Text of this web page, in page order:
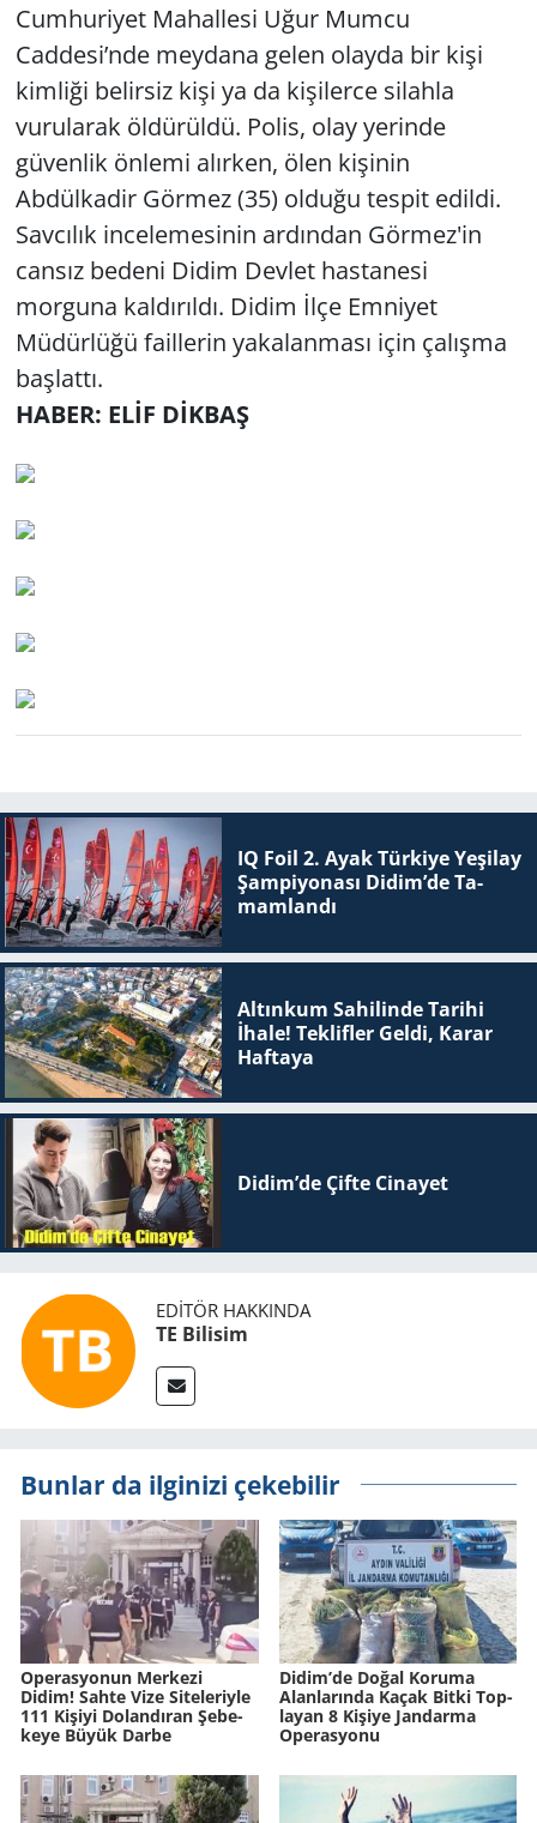
Cumhuriyet Mahallesi Uğur Mumcu
Caddesi’nde meydana gelen olayda bir kişi
kimliği belirsiz kişi ya da kişilerce silahla
vurularak öldürüldü. Polis, olay yerinde
güvenlik önlemi alırken, ölen kişinin
Abdülkadir Görmez (35) olduğu tespit edildi.
Savcılık incelemesinin ardından Görmez'in
cansız bedeni Didim Devlet hastanesi
morguna kaldırıldı. Didim İlçe Emniyet
Müdürlüğü faillerin yakalanması için çalışma
başlattı.
HABER: ELİF DİKBAŞ
IQ Foil 2. Ayak Tür­ki­ye Ye­şi­lay
Şam­pi­yo­na­sı Didim’de Ta­
mam­lan­dı
Altınkum Sahilinde Tarihi
İhale! Teklifler Geldi, Karar
Haftaya
Didim’de Çifte Ci­na­yet
EDITÖR HAKKINDA
TE Bilisim
Bunlar da ilginizi çekebilir
Ope­ras­yo­nun Mer­ke­zi
Didim! Sahte Vize Si­te­le­riy­le
111 Ki­şi­yi Do­lan­dı­ran Şe­be­
ke­ye Büyük Darbe
Didim’de Doğal Ko­ru­ma
Alan­la­rın­da Kaçak Bitki Top­
la­yan 8 Ki­şi­ye Jan­dar­ma
Ope­ras­yo­nu
RESMİ İLANLAR
SAĞLIK
SPOR
Yerel